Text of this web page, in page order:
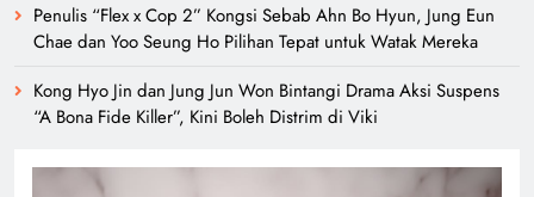
Penulis “Flex x Cop 2” Kongsi Sebab Ahn Bo Hyun, Jung Eun
Chae dan Yoo Seung Ho Pilihan Tepat untuk Watak Mereka
Kong Hyo Jin dan Jung Jun Won Bintangi Drama Aksi Suspens
“A Bona Fide Killer”, Kini Boleh Distrim di Viki